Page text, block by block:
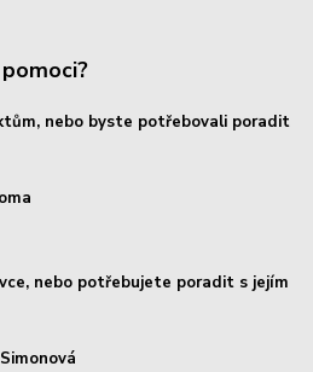
nebo byste potřebovali poradit
nebo potřebujete poradit s jejím